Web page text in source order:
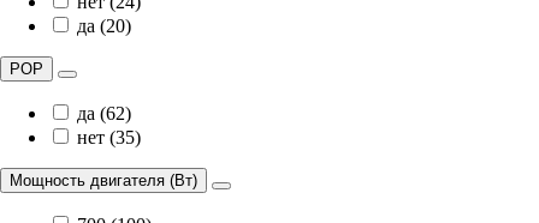
да (20)
POP
да (62)
нет (35)
Мощность двигателя (Вт)